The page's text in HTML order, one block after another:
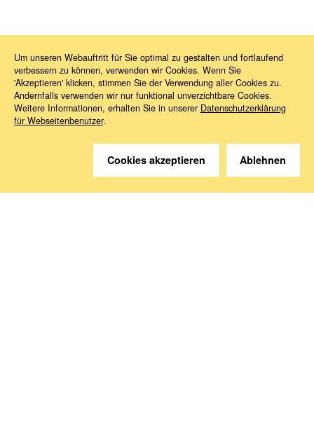
News 2026 05 Bessere Rechtsetzung
Sie haben Fragen?
Um unseren Webauftritt für Sie optimal zu gestalten und fortlaufend
verbessern zu können, verwenden wir Cookies. Wenn Sie
'Akzeptieren' klicken, stimmen Sie der Verwendung aller Cookies zu.
Andernfalls verwenden wir nur funktional unverzichtbare Cookies.
Weitere Informationen, erhalten Sie in unserer Datenschutzerklärung
für Webseitenbenutzer.
Cookies akzeptieren Ablehnen